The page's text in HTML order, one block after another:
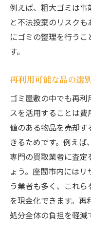
例えば、粗大ゴミは事
と不法投棄のリスク
にゴミの整理を行う
す。
再利用可能な品の選
ゴミ屋敷の中でも再
スを活用することは
値のある物品を売却
きるためです。例え
専門の買取業者に査定
ょう。座間市内には
う業者も多く、これ
を現金化できます。再
処分全体の負担を軽減